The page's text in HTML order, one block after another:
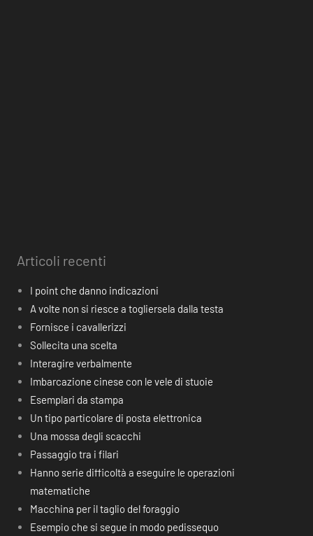
Articoli recenti
I point che danno indicazioni
A volte non si riesce a togliersela dalla testa
Fornisce i cavallerizzi
Sollecita una scelta
Interagire verbalmente
Imbarcazione cinese con le vele di stuoie
Esemplari da stampa
Un tipo particolare di posta elettronica
Una mossa degli scacchi
Passaggio tra i filari
Hanno serie difficoltà a eseguire le operazioni
matematiche
Macchina per il taglio del foraggio
Esempio che si segue in modo pedissequo